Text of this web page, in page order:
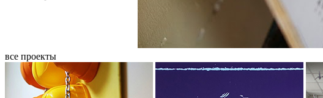
все проекты